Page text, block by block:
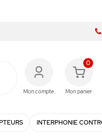
Mon compte
0
Mon panier
INTERPHONIE